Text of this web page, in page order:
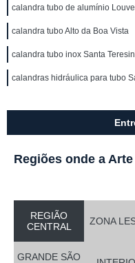
calandra tubo de alumínio
calandra tubo Alto da Boa Vista
calandra tubo inox Santa
calandras hidráulica para tubo
Regiões onde a
REGIÃO
CENTRAL
ZONA
GRANDE SÃO